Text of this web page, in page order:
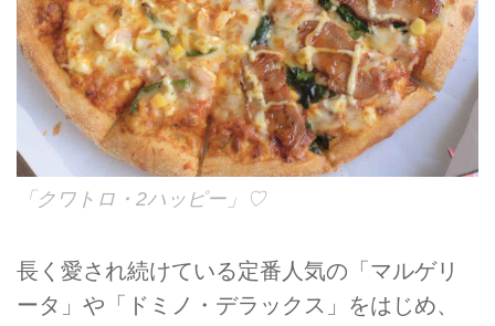
「クワトロ・2ハッピー」♡
長く愛され続けている定番人気の「マルゲリ
ータ」や「ドミノ・デラックス」をはじめ、